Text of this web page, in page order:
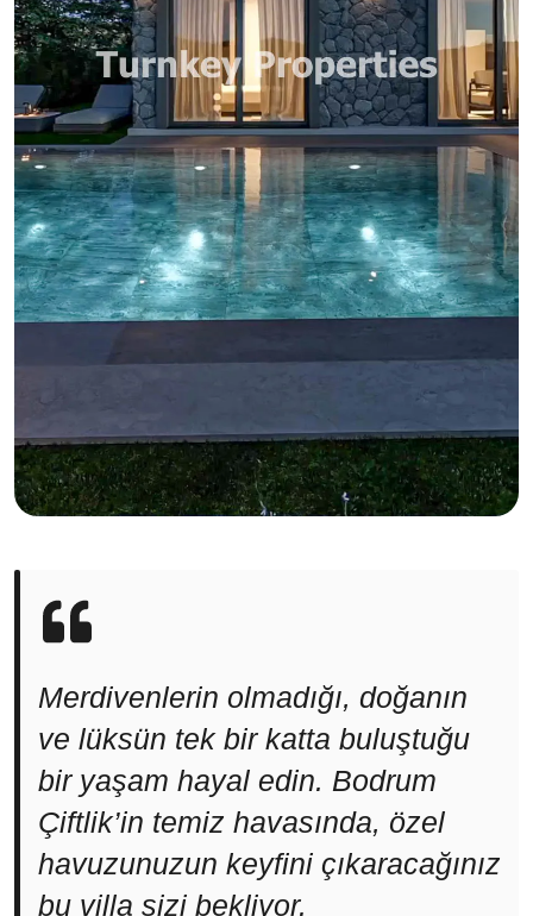
Merdivenlerin olmadığı, doğanın
ve lüksün tek bir katta buluştuğu
bir yaşam hayal edin. Bodrum
Çiftlik’in temiz havasında, özel
havuzunuzun keyfini çıkaracağınız
bu villa sizi bekliyor.